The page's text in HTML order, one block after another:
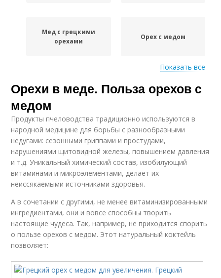
Мед с грецкими
орехами
Орех с медом
Мед с водой Вод с медом
Вод с лимоном Миндаль с медом
Показать все
Орехи в меде. Польза орехов с
медом
Продукты пчеловодства традиционно используются в
народной медицине для борьбы с разнообразными
недугами: сезонными гриппами и простудами,
нарушениями щитовидной железы, повышением давления
и т.д. Уникальный химический состав, изобилующий
витаминами и микроэлементами, делает их
неиссякаемыми источниками здоровья.
А в сочетании с другими, не менее витаминизированными
ингредиентами, они и вовсе способны творить
настоящие чудеса. Так, например, не приходится спорить
о пользе орехов с медом. Этот натуральный коктейль
позволяет: